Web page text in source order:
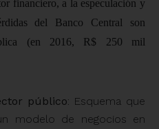
financiero, a la especulación y
del Banco Central son
(en 2016, R$ 250 mil
público: Esquema que
modelo de negocios en